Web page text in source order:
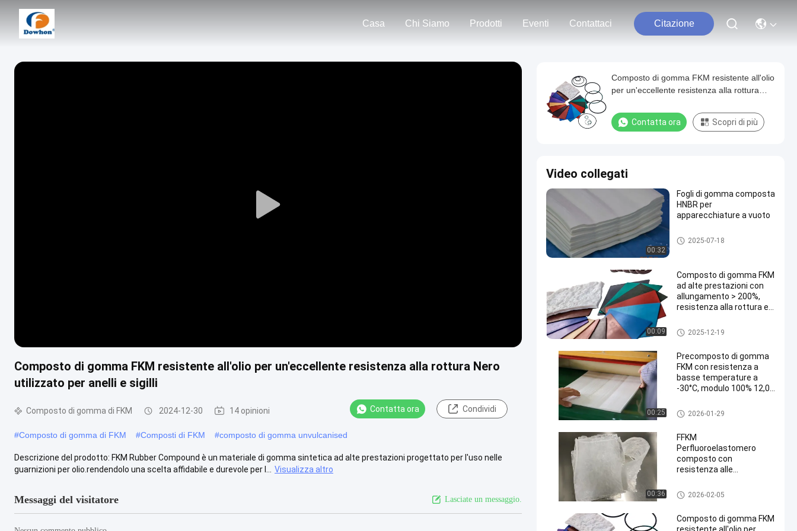
Casa Chi Siamo Prodotti Eventi Contattaci Citazione
Play
Composto di gomma FKM resistente all'olio per un'eccellente resistenza alla rottura Nero
utilizzato per anelli e sigilli
Composto di gomma di FKM 2024-12-30 14 opinioni Contatta ora Condividi
#Composto di gomma di FKM #Composti di FKM #composto di gomma unvulcanised
Descrizione del prodotto: FKM Rubber Compound è un materiale di gomma sintetica ad alte prestazioni progettato per l'uso nelle
guarnizioni per olio.rendendolo una scelta affidabile e durevole per l...
Visualizza altro
Messaggi del visitatore Lasciate un messaggio.
Composto di gomma FKM resistente all'olio
per un'eccellente resistenza alla rottura
Contatta ora Scopri di più
Video collegati
00:32
Fogli di gomma composta
HNBR per
apparecchiature a vuoto
Composto di HNBR
2025-07-18
00:09
Composto di gomma FKM
ad alte prestazioni con
allungamento > 200%,
resistenza alla rottura e
Composto di gomma di FKM
2025-12-19
00:25
Precomposto di gomma
FKM con resistenza a
basse temperature a
-30°C, modulo 100% 12,0
resistenza all'olio per i
sistemi di carburante
FKM Precompound di gomma
2026-01-29
00:36
FFKM
Perfluoroelastomero
composto con
resistenza alle
315°C, eccellente
resistenza all'olio e
Composto di FFKM
2026-02-05
Composto di gomma FKM